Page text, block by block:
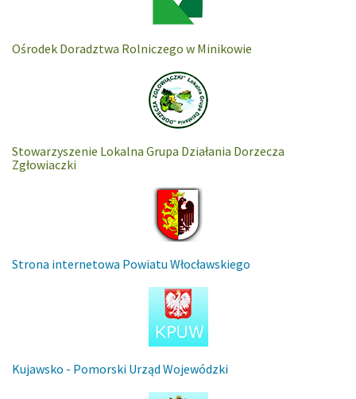
Ośrodek Doradztwa Rolniczego w Minikowie
Stowarzyszenie Lokalna Grupa Działania Dorzecza
Zgłowiaczki
Strona internetowa Powiatu Włocławskiego
Kujawsko - Pomorski Urząd Wojewódzki